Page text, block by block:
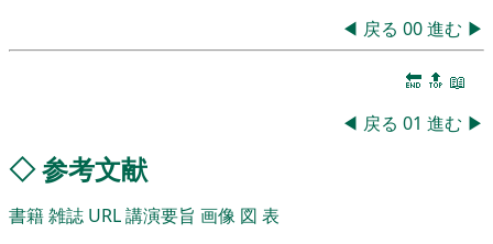
◀ 戻る 00進む ▶
🔚 🔝 📖
◀ 戻る 01 進む ▶
◇参考文献
書籍雑誌 URL講演要旨 画像 図 表